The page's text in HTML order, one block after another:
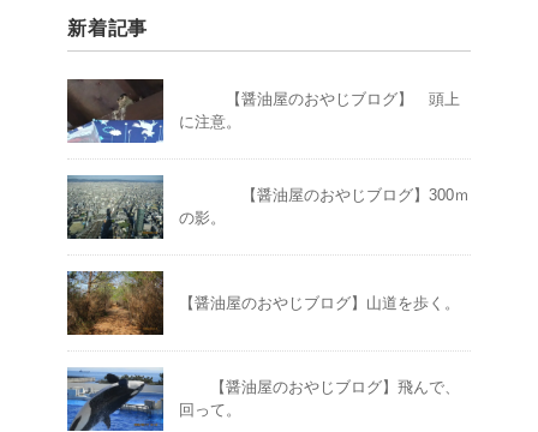
新着記事
【醤油屋のおやじブログ】 頭上
に注意。
【醤油屋のおやじブログ】300ｍ
の影。
【醤油屋のおやじブログ】山道を歩く。
【醤油屋のおやじブログ】飛んで、
回って。